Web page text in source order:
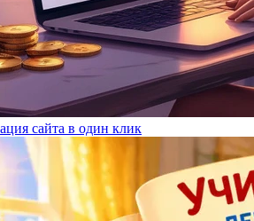
сайта в один клик